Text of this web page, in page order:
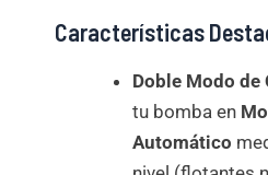
Características
Doble Modo de
tu bomba en
Automático